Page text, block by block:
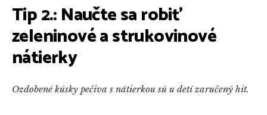
Tip 2.: Naučte sa robiť
zeleninové a strukovinové
nátierky
Ozdobené kúsky pečiva s nátierkou sú u detí zaručený hit.